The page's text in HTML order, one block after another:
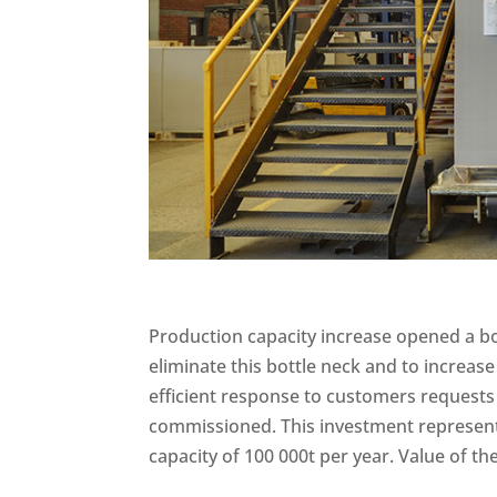
Production capacity increase opened a
eliminate this bottle neck and to
efficient response to customers
commissioned. This investment
capacity of 100 000t per year. Value of